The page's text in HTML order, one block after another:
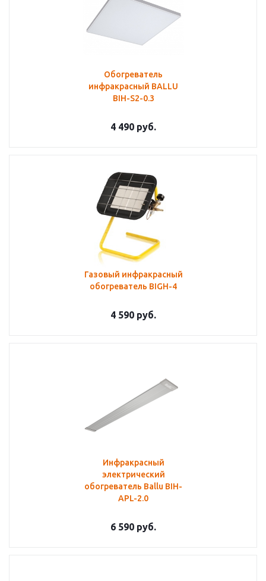
Обогреватель
инфракрасный BALLU
BIH-S2-0.3
4 490 руб.
Газовый инфракрасный
обогреватель BIGH-4
4 590 руб.
Инфракрасный
электрический
обогреватель Ballu BIH-
APL-2.0
6 590 руб.